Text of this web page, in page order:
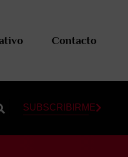
Contacto
SUBSCRIBIRME